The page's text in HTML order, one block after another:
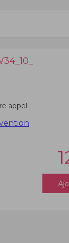
appel